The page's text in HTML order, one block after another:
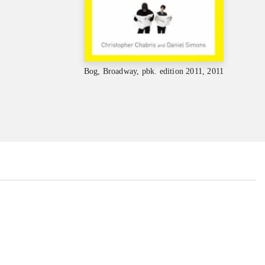
Bog, Broadway, pbk. edition 2011, 2011